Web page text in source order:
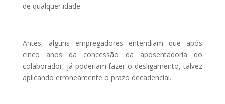
de qualquer idade.
Antes, alguns empregadores entendiam que após
cinco anos da concessão da aposentadoria do
colaborador, já poderiam fazer o desligamento, talvez
aplicando erroneamente o prazo decadencial.